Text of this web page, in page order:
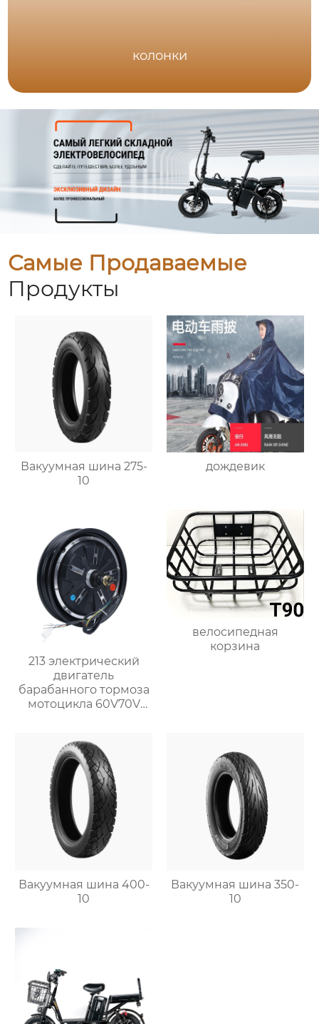
колонки
Самые Продаваемые
Продукты
Вакуумная шина 275-
10
дождевик
213 электрический
двигатель
барабанного тормоза
мотоцикла 60V70V
велосипедная
корзина
Вакуумная шина 400-
10
Вакуумная шина 350-
10